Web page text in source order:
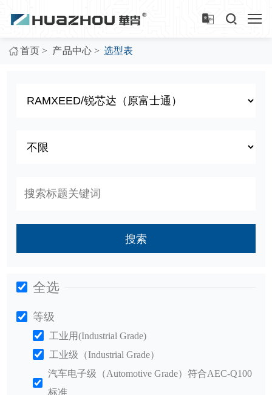
首页 > 产品中心 > 选型表
搜索
全选
等级
工业用(Industrial Grade)
工业级（Industrial Grade）
汽车电子级（Automotive Grade）符合AEC-Q100
标准